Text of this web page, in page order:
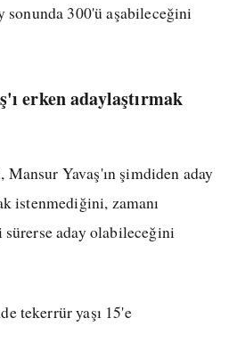
sonunda 300'ü aşabileceğini
erken adaylaştırmak
Yavaş'ın şimdiden aday
istenmediğini, zamanı
aday olabileceğini
tekerrür yaşı 15'e